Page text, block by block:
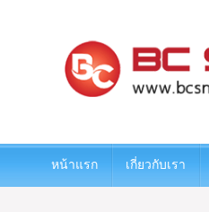
หน้าแรก เกี่ยวกับเรา